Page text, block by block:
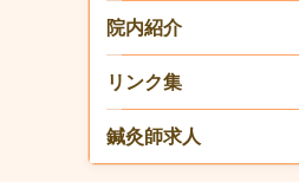
院内紹介
リンク集
鍼灸師求人